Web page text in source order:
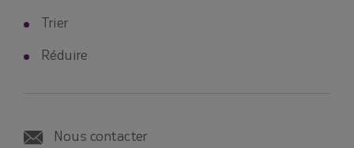
Trier
Réduire
Nous contacter